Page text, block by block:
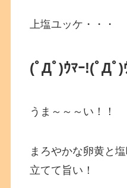
上塩ユッケ・・・
(ﾟДﾟ)ｳﾏｰ!(ﾟДﾟ)
うま～～～い！！
まろやかな卵黄と
立てて旨い！